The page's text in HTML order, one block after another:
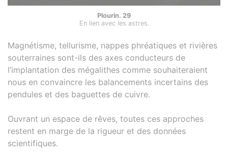
Plourin. 29
En lien avec les astres.
Magnétisme, tellurisme, nappes phréatiques et rivières
souterraines sont-ils des axes conducteurs de
l’implantation des mégalithes comme souhaiteraient
nous en convaincre les balancements incertains des
pendules et des baguettes de cuivre.
Ouvrant un espace de rêves, toutes ces approches
restent en marge de la rigueur et des données
scientifiques.